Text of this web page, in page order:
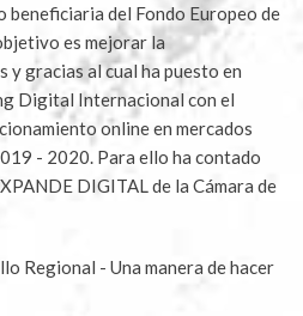
beneficiaria del Fondo Europeo de
es mejorar la
y gracias al cual ha puesto en
Digital Internacional con el
online en mercados
- 2020. Para ello ha contado
DIGITAL de la Cámara de
Regional - Una manera de hacer